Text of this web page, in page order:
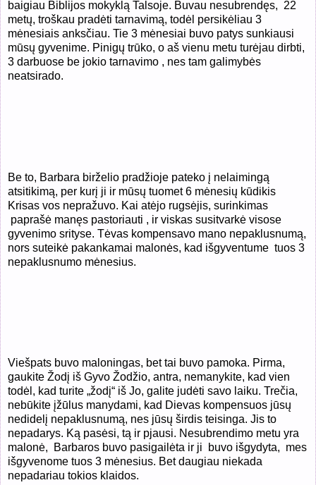
baigiau Biblijos mokyklą Talsoje. Buvau nesubrendęs, 22
metų, troškau pradėti tarnavimą, todėl persikėliau 3
mėnesiais anksčiau. Tie 3 mėnesiai buvo patys sunkiausi
mūsų gyvenime. Pinigų trūko, o aš vienu metu turėjau dirbti,
3 darbuose be jokio tarnavimo , nes tam galimybės
neatsirado.
Be to, Barbara birželio pradžioje pateko į nelaimingą
atsitikimą, per kurį ji ir mūsų tuomet 6 mėnesių kūdikis
Krisas vos nepražuvo. Kai atėjo rugsėjis, surinkimas
paprašė manęs pastoriauti , ir viskas susitvarkė visose
gyvenimo srityse. Tėvas kompensavo mano nepaklusnumą,
nors suteikė pakankamai malonės, kad išgyventume tuos 3
nepaklusnumo mėnesius.
Viešpats buvo maloningas, bet tai buvo pamoka. Pirma,
gaukite Žodį iš Gyvo Žodžio, antra, nemanykite, kad vien
todėl, kad turite „žodį“ iš Jo, galite judėti savo laiku. Trečia,
nebūkite įžūlus manydami, kad Dievas kompensuos jūsų
nedidelį nepaklusnumą, nes jūsų širdis teisinga. Jis to
nepadarys. Ką pasėsi, tą ir pjausi. Nesubrendimo metu yra
malonė,
Barbaros buvo pasigailėta ir ji buvo išgydyta, mes
išgyvenome tuos 3 mėnesius. Bet daugiau niekada
nepadariau tokios klaidos.